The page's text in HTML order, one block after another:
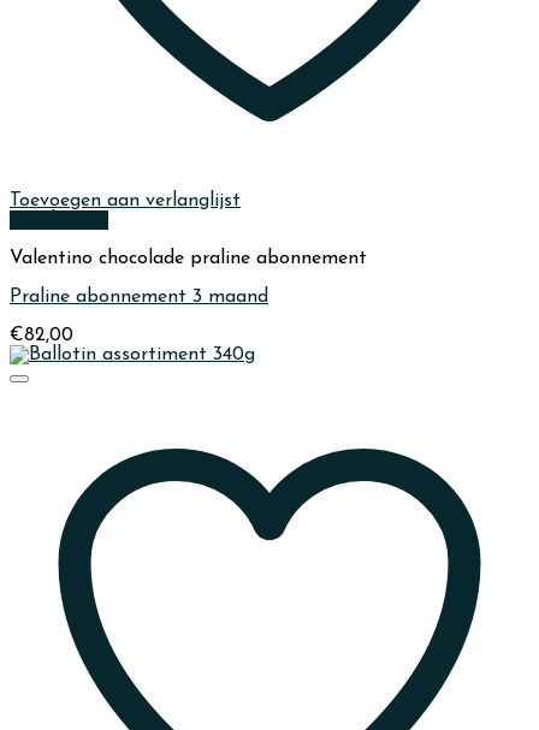
Toevoegen aan verlanglijst
Valentino chocolade praline abonnement
Praline abonnement 3 maand
€82,00